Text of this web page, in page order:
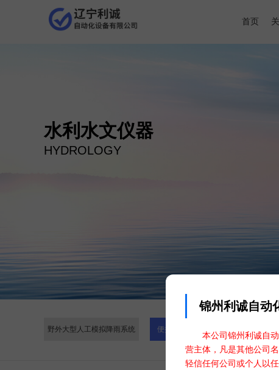
锦州利诚自动
本公司锦州利诚自动
营主体，凡是其他公司
轻信任何公司或个人以
首页
水利水文仪器
HYDROLOGY
野外大型人工模拟降雨系统 便携式人工模拟降雨系统 汽